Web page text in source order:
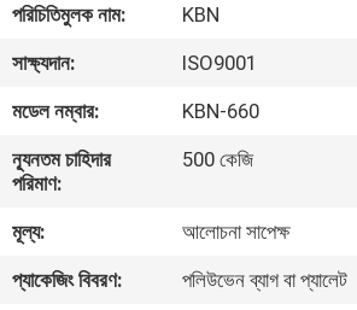
কারখানা
ভ্রমণ
নিয়ন্ত্রণ
পরিচিতিমুলক নাম:
KBN
সাক্ষ্যদান:
ISO9001
মডেল নম্বার:
KBN-660
ন্যূনতম চাহিদার
পরিমাণ:
500 কেজি
মূল্য:
আলোচনা সাপেক্ষ
প্যাকেজিং বিবরণ:
পলিউভেন ব্যাগ বা প্যালেট